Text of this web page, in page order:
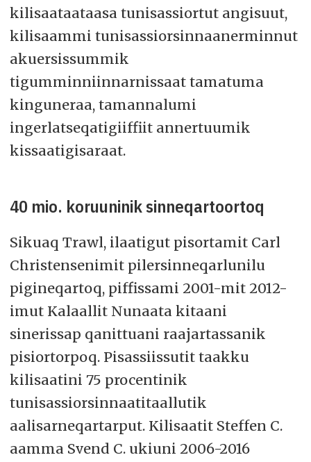
kilisaataataasa tunisassiortut angisuut,
kilisaammi tunisassiorsinnaanerminnut
akuersissummik
tigumminniinnarnissaat tamatuma
kinguneraa, tamannalumi
ingerlatseqatigiiffiit annertuumik
kissaatigisaraat.
40 mio. koruuninik sinneqartoortoq
Sikuaq Trawl, ilaatigut pisortamit Carl
Christensenimit pilersinneqarlunilu
pigineqartoq, piffissami 2001-mit 2012-
imut Kalaallit Nunaata kitaani
sinerissap qanittuani raajartassanik
pisiortorpoq. Pisassiissutit taakku
kilisaatini 75 procentinik
tunisassiorsinnaatitaallutik
aalisarneqartarput. Kilisaatit Steffen C.
aamma Svend C. ukiuni 2006-2016